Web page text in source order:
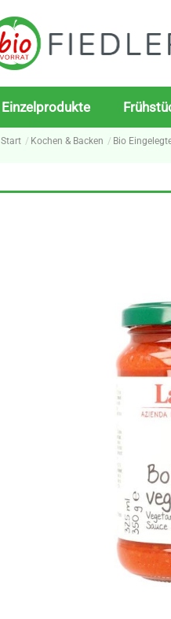
Einzelprodukte
Start Kochen & Backen Bio